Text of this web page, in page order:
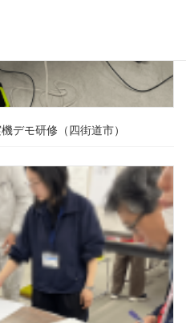
デモ研修（四街道市）